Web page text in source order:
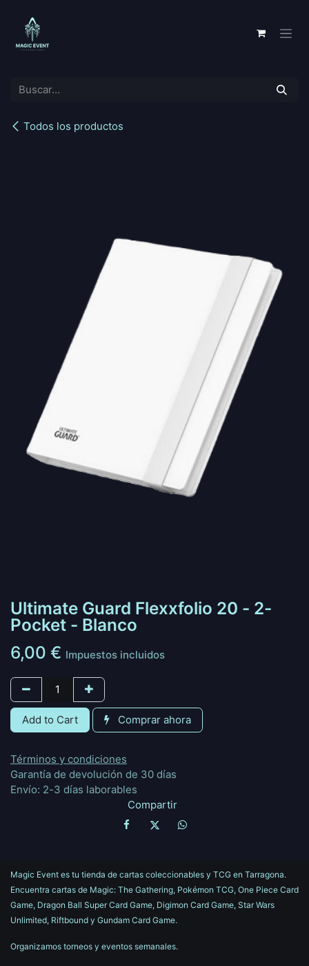
Todos los productos
Ultimate Guard Flexxfolio 20 - 2-
Pocket - Blanco
6,00 € Impuestos incluidos
Add to Cart Comprar ahora
Términos y condiciones
Garantía de devolución de 30 días
Envío: 2-3 días laborables
Compartir
Magic Event es tu tienda de cartas coleccionables y TCG en Tarragona.
Encuentra cartas de Magic: The Gathering, Pokémon TCG, One Piece Card
Game, Dragon Ball Super Card Game, Digimon Card Game, Star Wars
Unlimited, Riftbound y Gundam Card Game.
Organizamos torneos y eventos semanales.